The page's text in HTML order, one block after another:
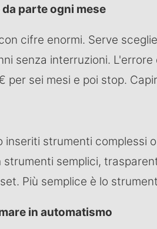
parte ogni mese
cifre enormi. Serve
senza interruzioni.
per sei mesi e poi stop.
inseriti strumenti complessi
semplici,
Più semplice è lo
in automatismo